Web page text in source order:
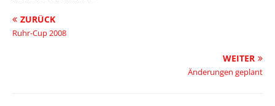
ZURÜCK
Ruhr-Cup 2008
WEITER
Änderungen geplant